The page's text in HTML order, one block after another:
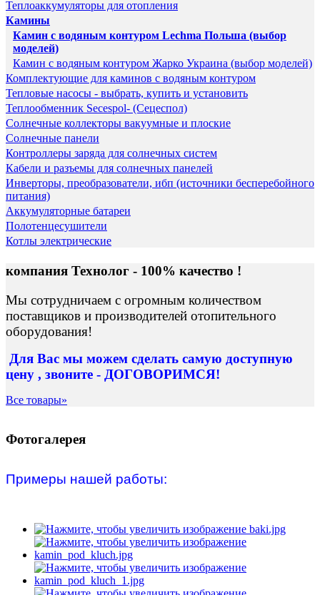
Теплоаккумуляторы для отопления
Камины
Камин с водяным контуром Lechma Польша (выбор
моделей)
Камин с водяным контуром Жарко Украина (выбор моделей)
Комплектующие для каминов с водяным контуром
Тепловые насосы - выбрать, купить и установить
Теплообменник Secespol- (Сецеспол)
Солнечные коллекторы вакуумные и плоские
Солнечные панели
Контроллеры заряда для солнечных систем
Кабели и разъемы для солнечных панелей
Инверторы, преобразователи, ибп (источники бесперебойного
питания)
Аккумуляторные батареи
Полотенцесушители
Котлы электрические
компания Технолог - 100% качество !
Мы сотрудничаем с огромным количеством
поставщиков и производителей отопительного
оборудования!
Для Вас мы можем сделать самую доступную
цену , звоните - ДОГОВОРИМСЯ!
Все товары»
Фотогалерея
Примеры нашей работы: